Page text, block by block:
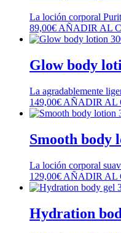
La loción corporal
89,00€AÑADIR AL
Glow body
La agradablemente
149,00€ AÑADIR AL
Smooth body
La loción corporal
129,00€ AÑADIR AL
Hydration